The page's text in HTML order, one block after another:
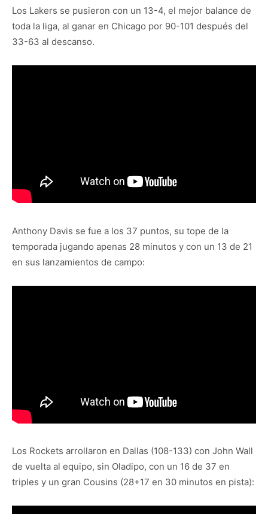
Los Lakers se pusieron con un 13-4, el mejor balance de
toda la liga, al ganar en Chicago por 90-101 después del
33-63 al descanso.
Anthony Davis se fue a los 37 puntos, su tope de la
temporada jugando apenas 28 minutos y con un 13 de 21
en sus lanzamientos de campo:
Los Rockets arrollaron en Dallas (108-133) con John Wall
de vuelta al equipo, sin Oladipo, con un 16 de 37 en
triples y un gran Cousins (28+17 en 30 minutos en pista):